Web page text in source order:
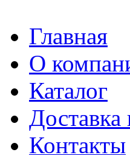
Главная
О
Каталог
Доставка
Контакты